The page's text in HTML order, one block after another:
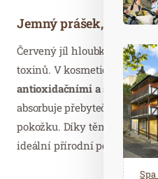
Jemný prášek, silné
Červený jíl hloubkově čistí
toxinů. V kosmetickém
antioxidačními a
absorbuje přebytečný kožní
pokožku. Díky těmto
ideální přírodní péči při